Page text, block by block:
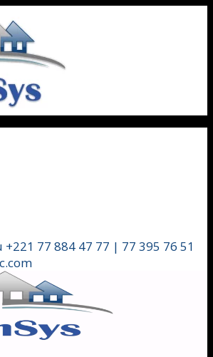
+221 77 884 47 77 | 77 395 76 51